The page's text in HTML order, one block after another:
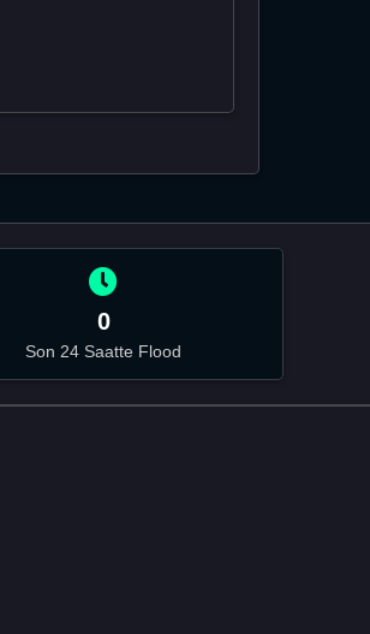
0
Son 24 Saatte Flood